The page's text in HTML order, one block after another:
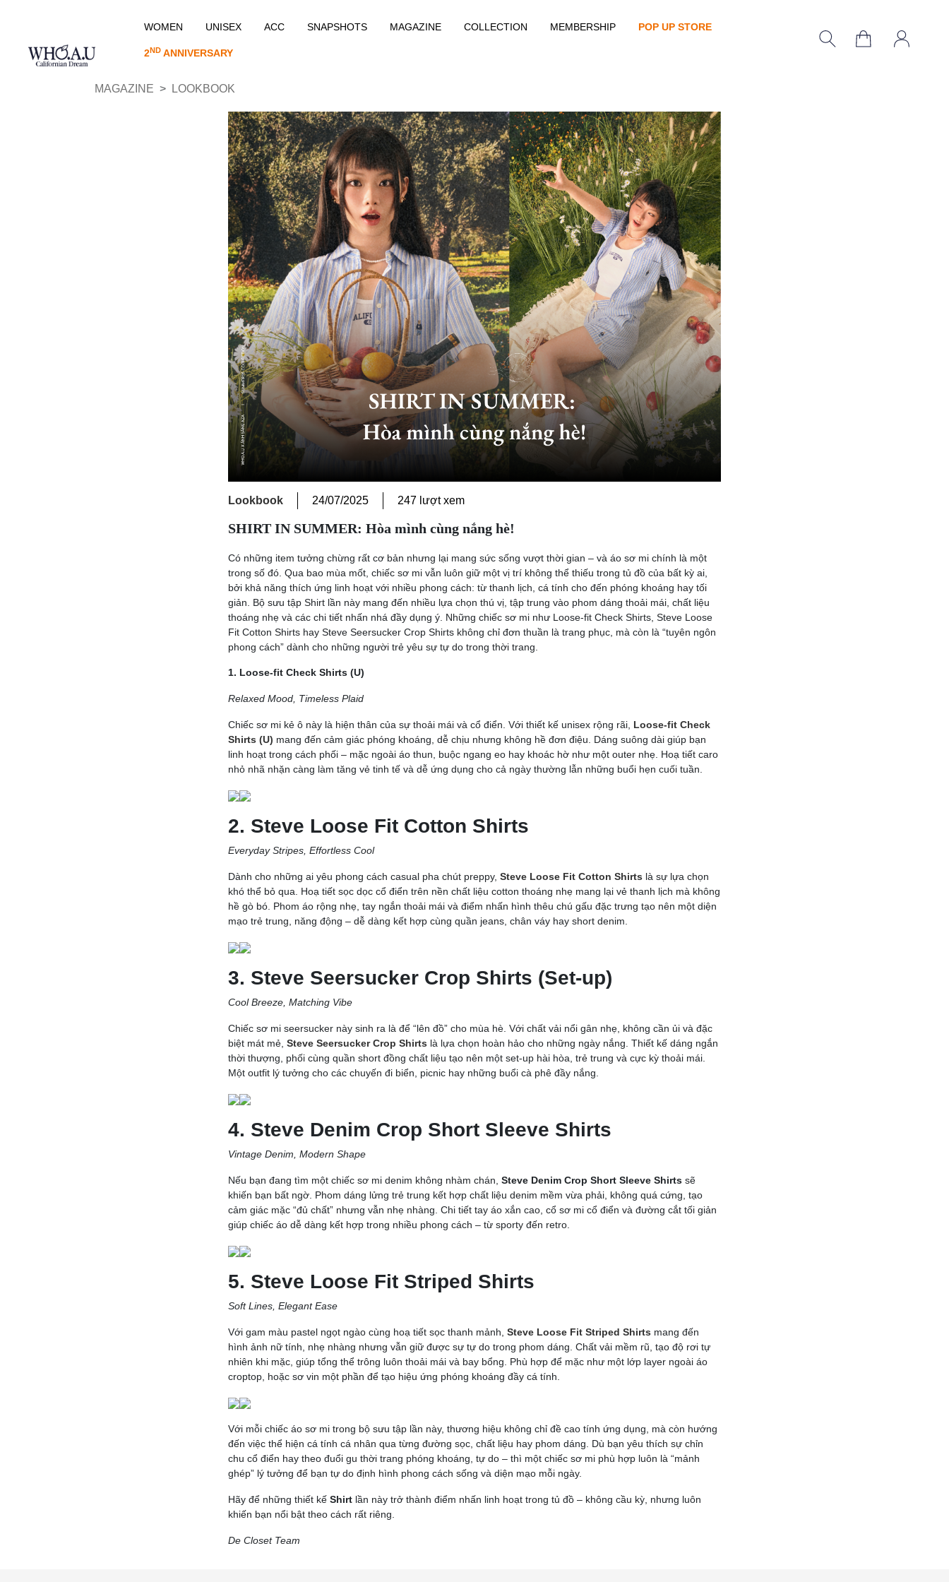
WOMEN UNISEX ACC SNAPSHOTS MAGAZINE COLLECTION MEMBERSHIP POP UP STORE
2NDANNIVERSARY
MAGAZINE LOOKBOOK
Lookbook 24/07/2025 247 lượt xem
SHIRT IN SUMMER: Hòa mình cùng nắng hè!
Có những item tưởng chừng rất cơ bản nhưng lại mang sức sống vượt thời gian – và áo sơ mi chính là một
trong số đó. Qua bao mùa mốt, chiếc sơ mi vẫn luôn giữ một vị trí không thể thiếu trong tủ đồ của bất kỳ ai,
bởi khả năng thích ứng linh hoạt với nhiều phong cách: từ thanh lịch, cá tính cho đến phóng khoáng hay tối
giản. Bộ sưu tập Shirt lần này mang đến nhiều lựa chọn thú vị, tập trung vào phom dáng thoải mái, chất liệu
thoáng nhẹ và các chi tiết nhấn nhá đầy dụng ý. Những chiếc sơ mi như Loose-fit Check Shirts, Steve Loose
Fit Cotton Shirts hay Steve Seersucker Crop Shirts không chỉ đơn thuần là trang phục, mà còn là “tuyên ngôn
phong cách” dành cho những người trẻ yêu sự tự do trong thời trang.
1. Loose-fit Check Shirts (U)
Relaxed Mood, Timeless Plaid
Chiếc sơ mi kẻ ô này là hiện thân của sự thoải mái và cổ điển. Với thiết kế unisex rộng rãi, Loose-fit Check
Shirts (U) mang đến cảm giác phóng khoáng, dễ chịu nhưng không hề đơn điệu. Dáng suông dài giúp bạn
linh hoạt trong cách phối – mặc ngoài áo thun, buộc ngang eo hay khoác hờ như một outer nhẹ. Hoạ tiết caro
nhỏ nhã nhặn càng làm tăng vẻ tinh tế và dễ ứng dụng cho cả ngày thường lẫn những buổi hẹn cuối tuần.
2. Steve Loose Fit Cotton Shirts
Everyday Stripes, Effortless Cool
Dành cho những ai yêu phong cách casual pha chút preppy, Steve Loose Fit Cotton Shirts là sự lựa chọn
khó thể bỏ qua. Hoạ tiết sọc dọc cổ điển trên nền chất liệu cotton thoáng nhẹ mang lại vẻ thanh lịch mà không
hề gò bó. Phom áo rộng nhẹ, tay ngắn thoải mái và điểm nhấn hình thêu chú gấu đặc trưng tạo nên một diện
mạo trẻ trung, năng động – dễ dàng kết hợp cùng quần jeans, chân váy hay short denim.
3. Steve Seersucker Crop Shirts (Set-up)
Cool Breeze, Matching Vibe
Chiếc sơ mi seersucker này sinh ra là để “lên đồ” cho mùa hè. Với chất vải nổi gân nhẹ, không cần ủi và đặc
biệt mát mẻ, Steve Seersucker Crop Shirts là lựa chọn hoàn hảo cho những ngày nắng. Thiết kế dáng ngắn
thời thượng, phối cùng quần short đồng chất liệu tạo nên một set-up hài hòa, trẻ trung và cực kỳ thoải mái.
Một outfit lý tưởng cho các chuyến đi biển, picnic hay những buổi cà phê đầy nắng.
4. Steve Denim Crop Short Sleeve Shirts
Vintage Denim, Modern Shape
Nếu bạn đang tìm một chiếc sơ mi denim không nhàm chán, Steve Denim Crop Short Sleeve Shirtssẽ
khiến bạn bất ngờ. Phom dáng lửng trẻ trung kết hợp chất liệu denim mềm vừa phải, không quá cứng, tạo
cảm giác mặc “đủ chất” nhưng vẫn nhẹ nhàng. Chi tiết tay áo xắn cao, cổ sơ mi cổ điển và đường cắt tối giản
giúp chiếc áo dễ dàng kết hợp trong nhiều phong cách – từ sporty đến retro.
5. Steve Loose Fit Striped Shirts
Soft Lines, Elegant Ease
Với gam màu pastel ngọt ngào cùng hoạ tiết sọc thanh mảnh, Steve Loose Fit Striped Shirts mang đến
hình ảnh nữ tính, nhẹ nhàng nhưng vẫn giữ được sự tự do trong phom dáng. Chất vải mềm rũ, tạo độ rơi tự
nhiên khi mặc, giúp tổng thể trông luôn thoải mái và bay bổng. Phù hợp để mặc như một lớp layer ngoài áo
croptop, hoặc sơ vin một phần để tạo hiệu ứng phóng khoáng đầy cá tính.
Với mỗi chiếc áo sơ mi trong bộ sưu tập lần này, thương hiệu không chỉ đề cao tính ứng dụng, mà còn hướng
đến việc thể hiện cá tính cá nhân qua từng đường sọc, chất liệu hay phom dáng. Dù bạn yêu thích sự chỉn
chu cổ điển hay theo đuổi gu thời trang phóng khoáng, tự do – thì một chiếc sơ mi phù hợp luôn là “mảnh
ghép” lý tưởng để bạn tự do định hình phong cách sống và diện mạo mỗi ngày.
Hãy để những thiết kế Shirtlần này trở thành điểm nhấn linh hoạt trong tủ đồ – không cầu kỳ, nhưng luôn
khiến bạn nổi bật theo cách rất riêng.
De Closet Team